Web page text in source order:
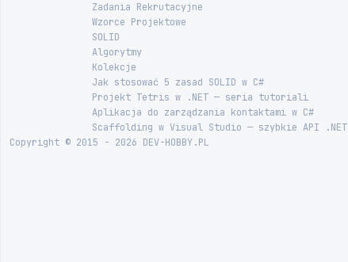
Zadania Rekrutacyjne
Wzorce Projektowe
SOLID
Algorytmy
Kolekcje
Jak stosować 5 zasad SOLID w C#
Projekt Tetris w .NET — seria tutoriali
Aplikacja do zarządzania kontaktami w C#
Scaffolding w Visual Studio — szybkie API .NET
Copyright © 2015 - 2026 DEV-HOBBY.PL